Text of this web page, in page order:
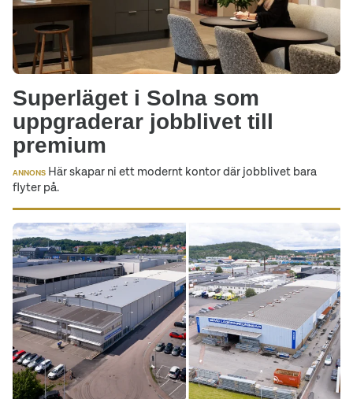
Superläget i Solna som
uppgraderar jobblivet till
premium
ANNONS Här skapar ni ett modernt kontor där jobblivet bara
flyter på.